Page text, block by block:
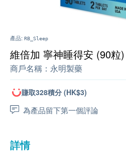
產品: RB_Sleep
維倍加 寧神睡得安 (90粒)
商戶名稱： 永明製藥
賺取328積分 (HK$3)
為產品留下第一個評論
詳情